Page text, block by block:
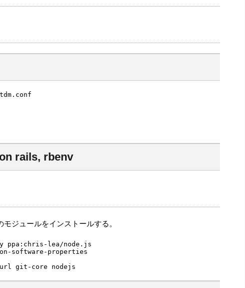
rails, rbenv
ジュールをインストールする。
ppa:chris-lea/node.js
software-properties
git-core nodejs